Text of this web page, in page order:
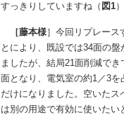
すっきりしていますね（ 図1
［藤本様］今回リプレース
とにより、既設では34面の盤
ましたが、結局21面削減でき
面となり、電気室の約1／3を
だけになりました。空いたス
は別の用途で有効に使いたい